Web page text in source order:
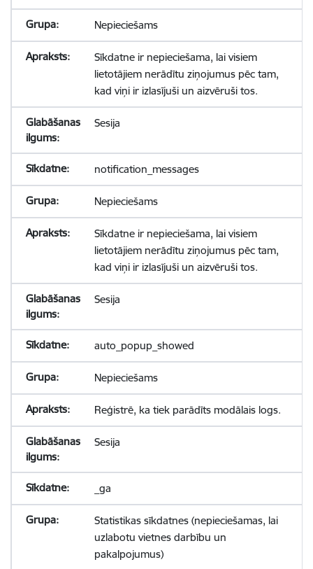
Nepieciešams
Sīkdatne ir nepieciešama, lai visiem
lietotājiem nerādītu ziņojumus pēc tam,
kad viņi ir izlasījuši un aizvēruši tos.
Sesija
notification_messages
Nepieciešams
Sīkdatne ir nepieciešama, lai visiem
lietotājiem nerādītu ziņojumus pēc tam,
kad viņi ir izlasījuši un aizvēruši tos.
Sesija
auto_popup_showed
Nepieciešams
Reģistrē, ka tiek parādīts modālais logs.
Sesija
_ga
Statistikas sīkdatnes (nepieciešamas, lai
uzlabotu vietnes darbību un
pakalpojumus)